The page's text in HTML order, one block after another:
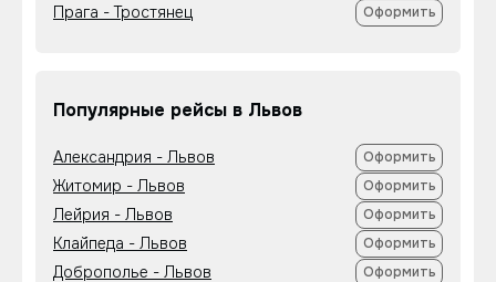
Прага - Тростянец Оформить
Популярные рейсы в Львов
Александрия - Львов Оформить
Житомир - Львов Оформить
Лейрия - Львов Оформить
Клайпеда - Львов Оформить
Доброполье - Львов Оформить